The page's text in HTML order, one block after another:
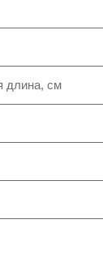
длина, см